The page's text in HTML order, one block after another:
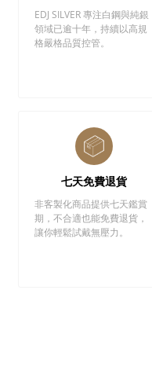
EDJ SILVER 專注白鋼與純銀
領域已逾十年，持續以高規
格嚴格品質控管。
七天免費退貨
非客製化商品提供七天鑑賞
期，不合適也能免費退貨，
讓你輕鬆試戴無壓力。